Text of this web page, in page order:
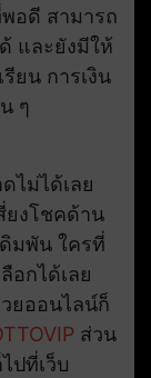
พอดี สามารถ
และยังมีให้
ยน การเงิน
ๆ
ไม่ได้เลย
ยงโชคด้าน
ดิมพัน ใครที่
อกได้เลย
ยออนไลน์ก็
ส่วน
ปที่เว็บ